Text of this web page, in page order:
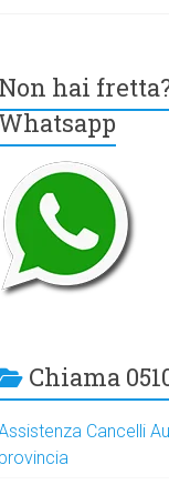
Non hai
Whatsapp
Chiama
Cancelli
provincia